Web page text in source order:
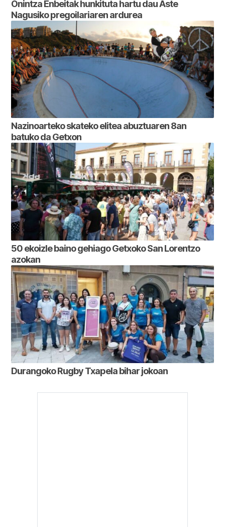
Onintza Enbeitak hunkituta hartu dau Aste
Nagusiko pregoilariaren ardurea
Nazinoarteko skateko elitea abuztuaren 8an
batuko da Getxon
50 ekoizle baino gehiago Getxoko San Lorentzo
azokan
Durangoko Rugby Txapela bihar jokoan